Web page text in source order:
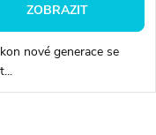
ZOBRAZIT
nové generace se